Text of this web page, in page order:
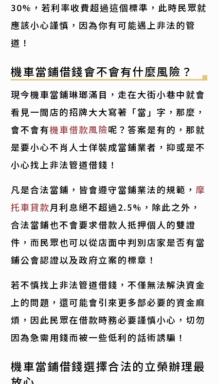
30%，若利率收費超過這個標準，此時民眾就
應該小心謹慎，因為你有可能遇上非法的管
道！
機車當鋪借錢會不會有什麼風險？
現今機車當鋪琳瑯滿目，走在大街小巷中就會
看見一間店的招牌大大寫著「當」字，那麼，
會不會有機車借款風險呢？答案是有的，那就
是要小心不肖人士佯裝成當鋪業者，抑或是不
小心找上非法管道借錢！
凡是合法當鋪，皆會遵守當鋪業法的規範， 摩
托車貸款月利息絕不超過2.5%，除此之外，
合法當鋪也不會要求借款人抵押個人的雙證
件，而民眾也可以從店面中判別店家是否有當
鋪公會認證以及政府立案的標章！
若不慎找上非法管道借錢，不僅無法解決資金
上的問題，還可能會引來更多部必要的資金麻
煩，因此民眾在借款時務必要謹慎小心，切勿
因為急需用錢而被一些低利的話術誘騙！
機車當鋪借錢選擇合法的立榮辦理最